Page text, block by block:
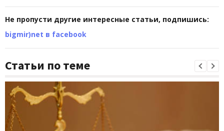
Не пропусти другие интересные статьи, подпишись:
bigmir)net в facebook
Статьи по теме